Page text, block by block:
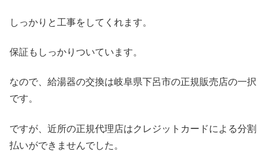
しっかりと工事をしてくれます。
保証もしっかりついています。
なので、給湯器の交換は岐阜県下呂市の正規販売店の一択
です。
ですが、近所の正規代理店はクレジットカードによる分割
払いができませんでした。